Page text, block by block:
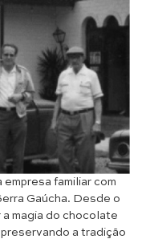
empresa familiar com
Gaúcha. Desde o
magia do chocolate
a tradição